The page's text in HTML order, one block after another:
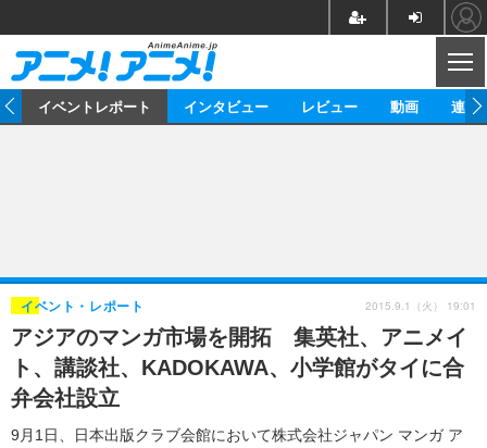
ゲーム グッズ
イベント 海外
海外イベント ビジネス
俳優・タレント アーティスト
ビジネス
アニメ 実写
書評 イベント
ゲーム 座談会
動画
アニメ
アニメ！アニメ！TV ABEMA Cafe
連載・コラム
イベントレポート インタビュー レビュー 動画 連載
アジアのマンガ市場を開拓 集英社、アニメイ
ト、講談社、KADOKAWA、小学館がタイに合
弁会社設立
9月1日、日本出版クラブ会館において株式会社ジャパン マンガ ア
イベント・レポート 2015.9.1（火） 19:01